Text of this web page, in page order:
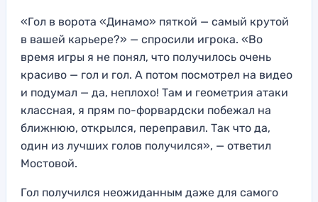
«Гол в ворота «Динамо» пяткой — самый крутой
в вашей карьере?» — спросили игрока. «Во
время игры я не понял, что получилось очень
красиво — гол и гол. А потом посмотрел на видео
и подумал — да, неплохо! Там и геометрия атаки
классная, я прям по-форвардски побежал на
ближнюю, открылся, переправил. Так что да,
один из лучших голов получился», — ответил
Мостовой.
Гол получился неожиданным даже для самого